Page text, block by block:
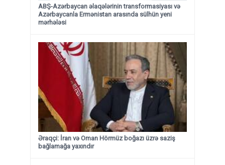
ABŞ-Azərbaycan əlaqələrinin transformasiyası və
Azərbaycanla Ermənistan arasında sülhün yeni
mərhələsi
Əraqçi: İran və Oman Hörmüz boğazı üzrə saziş
bağlamağa yaxındır